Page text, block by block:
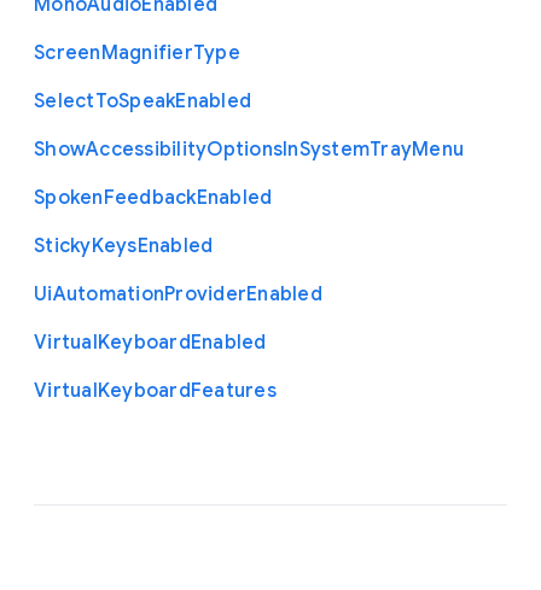
MonoAudioEnabled
ScreenMagnifierType
SelectToSpeakEnabled
ShowAccessibilityOptionsInSystemTrayMenu
SpokenFeedbackEnabled
StickyKeysEnabled
UiAutomationProviderEnabled
VirtualKeyboardEnabled
VirtualKeyboardFeatures